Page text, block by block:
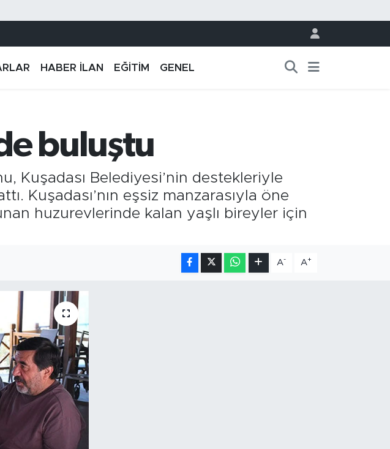
HABER İLAN EĞİTİM GENEL
buluştu
Kuşadası Belediyesi’nin destekleriyle
Kuşadası’nın eşsiz manzarasıyla öne
huzurevlerinde kalan yaşlı bireyler için
A- A+